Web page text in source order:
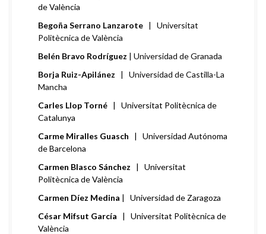
de València
Begoña Serrano Lanzarote | Universitat
Politècnica de València
Belén Bravo Rodríguez | Universidad de Granada
Borja Ruiz-Apilánez | Universidad de Castilla-La
Mancha
Carles Llop Torné | Universitat Politècnica de
Catalunya
Carme Miralles Guasch | Universidad Autónoma
de Barcelona
Carmen Blasco Sánchez | Universitat
Politècnica de València
Carmen Díez Medina | Universidad de Zaragoza
César Mifsut García | Universitat Politècnica de
València